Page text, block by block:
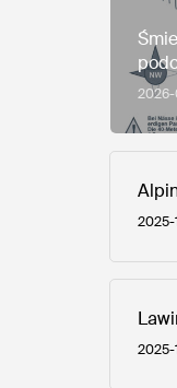
2026-
2025-
2025-